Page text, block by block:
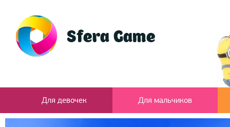
Для девочек Для мальчиков